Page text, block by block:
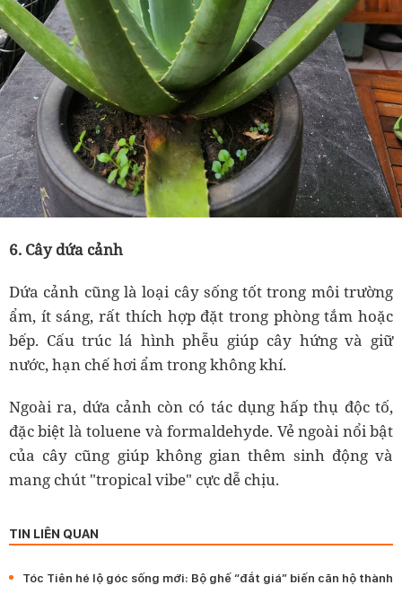
6. Cây dứa cảnh
Dứa cảnh cũng là loại cây sống tốt trong môi trường
ẩm, ít sáng, rất thích hợp đặt trong phòng tắm hoặc
bếp. Cấu trúc lá hình phễu giúp cây hứng và giữ
nước, hạn chế hơi ẩm trong không khí.
Ngoài ra, dứa cảnh còn có tác dụng hấp thụ độc tố,
đặc biệt là toluene và formaldehyde. Vẻ ngoài nổi bật
của cây cũng giúp không gian thêm sinh động và
mang chút "tropical vibe" cực dễ chịu.
TIN LIÊN QUAN
Tóc Tiên hé lộ góc sống mới: Bộ ghế “đắt giá” biến căn hộ thành